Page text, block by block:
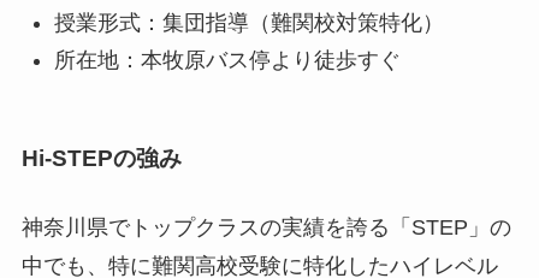
授業形式：集団指導（難関校対策特化）
所在地：本牧原バス停より徒歩すぐ
Hi-STEPの強み
神奈川県でトップクラスの実績を誇る「STEP」の
中でも、特に難関高校受験に特化したハイレベル